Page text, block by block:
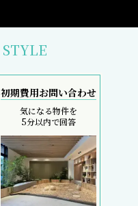
STYLE
初期費用お問い合わせ
気になる物件を
5分以内で回答